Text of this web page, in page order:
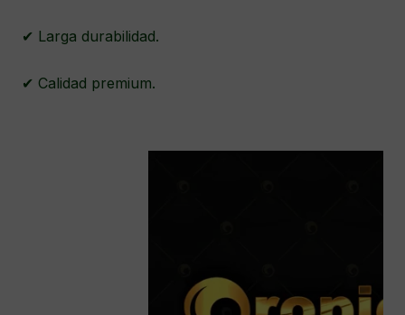
✔ Larga durabilidad.
✔ Calidad premium.